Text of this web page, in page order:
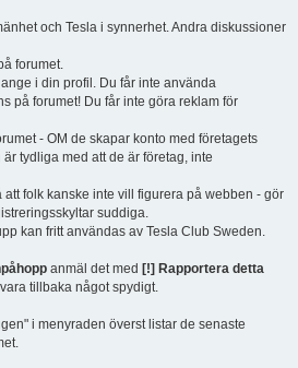
och Tesla i synnerhet. Andra diskussioner
forumet.
i din profil. Du får inte använda
på forumet! Du får inte göra reklam för
- OM de skapar konto med företagets
tydliga med att de är företag, inte
folk kanske inte vill figurera på webben - gör
suddiga.
kan fritt användas av Tesla Club Sweden.
anmäl det med [!] Rapportera detta
tillbaka något spydigt.
i menyraden överst listar de senaste